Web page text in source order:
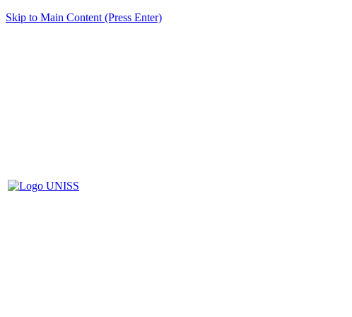
Skip to Main Content (Press Enter)